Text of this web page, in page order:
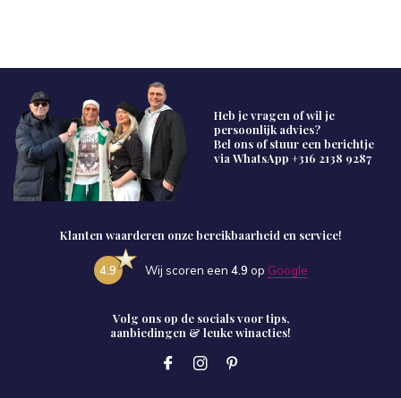
Heb je vragen of wil je
persoonlijk advies?
Bel ons of stuur een berichtje
via WhatsApp +316 2138 9287
Klanten waarderen onze bereikbaarheid en service!
4.9 Wij scoren een 4.9 op Google
Volg ons op de socials voor tips,
aanbiedingen & leuke winacties!